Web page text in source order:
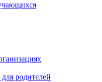
родителей